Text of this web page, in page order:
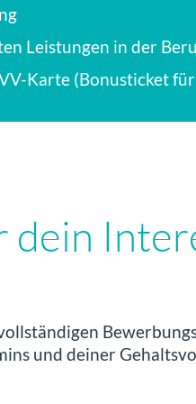
Leistungen in der
Karte (Bonusticket
dein
und deiner